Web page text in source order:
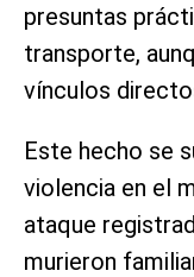
presuntas
transporte,
vínculos
Este hecho se
violencia en el
ataque
murieron